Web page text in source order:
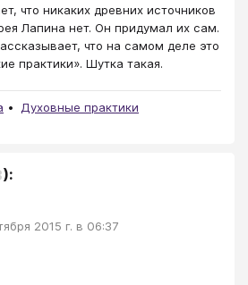
что никаких древних источников
Лапина нет. Он придумал их сам.
что на самом деле это
практики». Шутка такая.
Духовные практики
):
2015 г. в 06:37